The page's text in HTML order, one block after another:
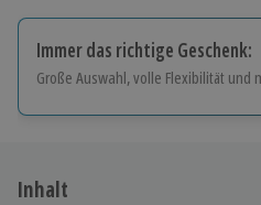
Immer das richtige Geschenk:
Große Auswahl, volle Flexibilität und
Jeder Gutschein für alle
Inhalt